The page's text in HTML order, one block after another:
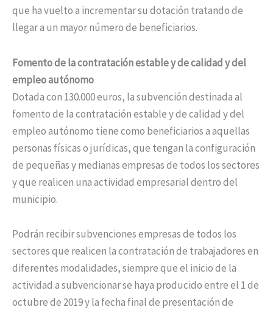
que ha vuelto a incrementar su dotación tratando de
llegar a un mayor número de beneficiarios.
Fomento de la contratación estable y de calidad y del
empleo autónomo
Dotada con 130.000 euros, la subvención destinada al
fomento de la contratación estable y de calidad y del
empleo autónomo tiene como beneficiarios a aquellas
personas físicas o jurídicas, que tengan la configuración
de pequeñas y medianas empresas de todos los sectores
y que realicen una actividad empresarial dentro del
municipio.
Podrán recibir subvenciones empresas de todos los
sectores que realicen la contratación de trabajadores en
diferentes modalidades, siempre que el inicio de la
actividad a subvencionar se haya producido entre el 1 de
octubre de 2019 y la fecha final de presentación de